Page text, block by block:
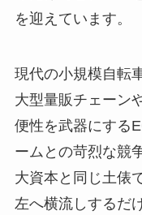
を迎えています。
現代の小規模自転
大型量販チェーン
便性を武器にする
ームとの苛烈な競
大資本と同じ土俵
左へ横流しするだ